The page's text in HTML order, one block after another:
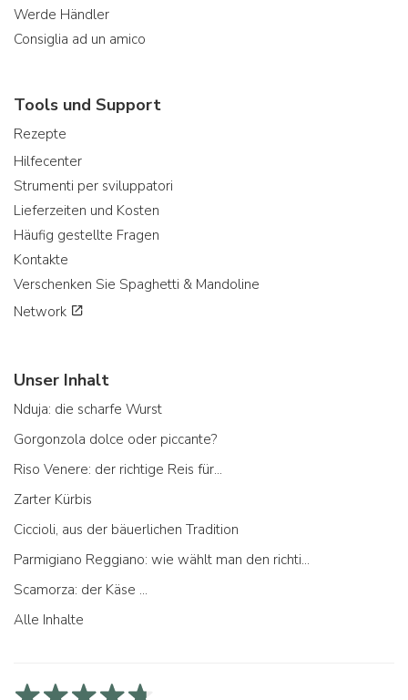
Werde Händler
Consiglia ad un amico
Tools und Support
Rezepte
Hilfecenter
Strumenti per sviluppatori
Lieferzeiten und Kosten
Häufig gestellte Fragen
Kontakte
Verschenken Sie Spaghetti & Mandoline
Network
Unser Inhalt
Nduja: die scharfe Wurst
Gorgonzola dolce oder piccante?
Riso Venere: der richtige Reis für...
Zarter Kürbis
Ciccioli, aus der bäuerlichen Tradition
Parmigiano Reggiano: wie wählt man den richtigen aus
Scamorza: der Käse ...
Alle Inhalte